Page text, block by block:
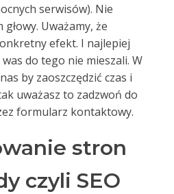
serwisów). Nie
Uważamy, że
efekt. I najlepiej
was do tego nie mieszali. W
by zaoszczędzić czas i
uważasz to zadzwoń do
formularz kontaktowy.
stron
czyli SEO